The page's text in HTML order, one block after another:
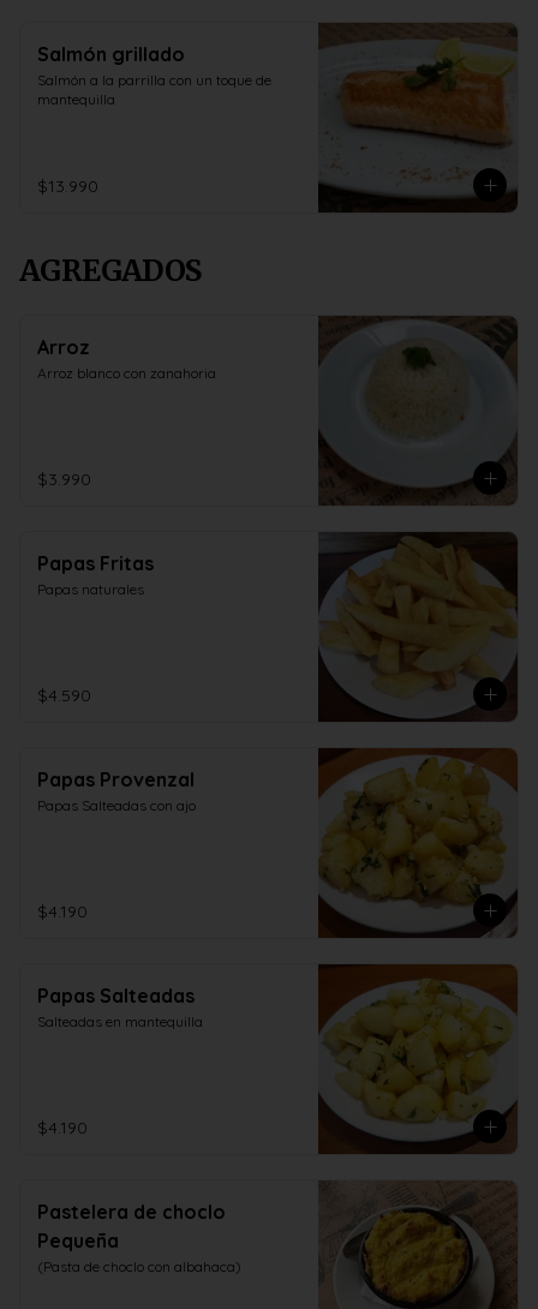
Salmón grillado
Salmón a la parrilla con un toque de
mantequilla
$13.990
AGREGADOS
Arroz
Arroz blanco con zanahoria
$3.990
Papas Fritas
Papas naturales
$4.590
Papas Provenzal
Papas Salteadas con ajo
$4.190
Papas Salteadas
Salteadas en mantequilla
$4.190
Pastelera de choclo
Pequeña
(Pasta de choclo con albahaca)